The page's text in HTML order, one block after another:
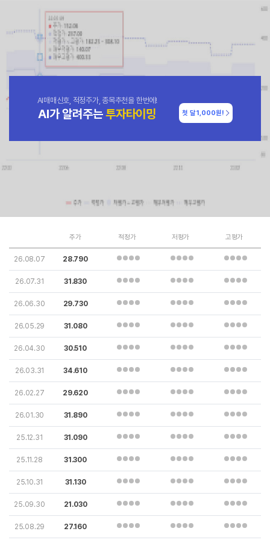
AI매매신호, 적정주가, 종목추천을 한번에!
AI가 알려주는투자타이밍 첫 달1,000원!
주가 적정가 저평가 고평가
26.08.07 28.790
26.07.31 31.830
26.06.30 29.730
26.05.29 31.080
26.04.30 30.510
26.03.31 34.610
26.02.27 29.620
26.01.30 31.890
25.12.31 31.090
25.11.28 31.300
25.10.31 31.130
25.09.30 21.030
25.08.29 27.160